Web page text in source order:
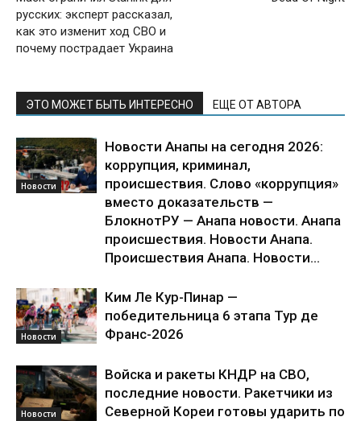
русских: эксперт рассказал,
как это изменит ход СВО и
почему пострадает Украина
ЭТО МОЖЕТ БЫТЬ ИНТЕРЕСНО ЕЩЕ ОТ АВТОРА
Новости
Новости Анапы на сегодня 2026:
коррупция, криминал,
происшествия. Слово «коррупция»
вместо доказательств —
БлокнотРУ — Анапа новости. Анапа
происшествия. Новости Анапа.
Происшествия Анапа. Новости...
Новости
Ким Ле Кур-Пинар —
победительница 6 этапа Тур де
Франс-2026
Новости
Войска и ракеты КНДР на СВО,
последние новости. Ракетчики из
Северной Кореи готовы ударить по